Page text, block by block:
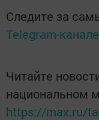
Следите за
Telegram-канале
Читайте
национальном
https://max.ru/